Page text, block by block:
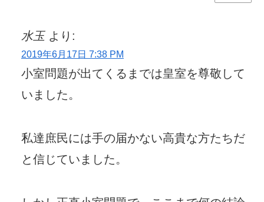
水玉 より:
2019年6月17日 7:38 PM
小室問題が出てくるまでは皇室を尊敬して
いました。
私達庶民には手の届かない高貴な方たちだ
と信じていました。